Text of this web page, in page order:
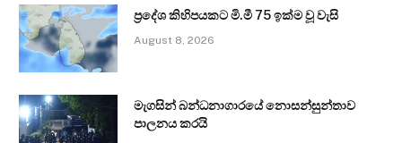
ප්‍රදේශ කිහිපයකට මි.මී 75 ඉක්ම වූ වැසි
August 8, 2026
මැගසින් බන්ධනාගාරයේ නොසන්සුන්තාව
පාලනය කරයි